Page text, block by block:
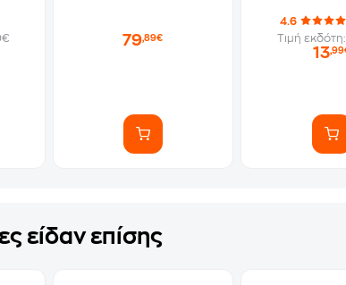
79,89€
4.6
Τιμή
13
είδαν επίσης